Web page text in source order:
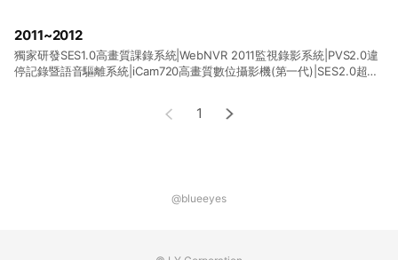
增設擴音設備成效觀摩會(南投縣集集火車站)|BMS 2010 視訊與警報管理
系統
2011~2012
獨家研發SES1.0高畫質課錄系統|WebNVR 2011監視錄影系統|PVS2.0違
停記錄暨語音驅離系統|iCam720高畫質數位攝影機(第一代)|SES2.0超高
二代)|SES電子看板功能|Montage蒙太奇無失真快速剪輯軟體|
1
@blueeyes